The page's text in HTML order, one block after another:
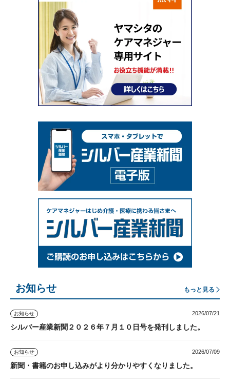
お知らせ もっと見る
お知らせ 2026/07/21
シルバー産業新聞２０２６年７月１０日号を発刊しました。
お知らせ 2026/07/09
新聞・書籍のお申し込みがより分かりやすくなりました。